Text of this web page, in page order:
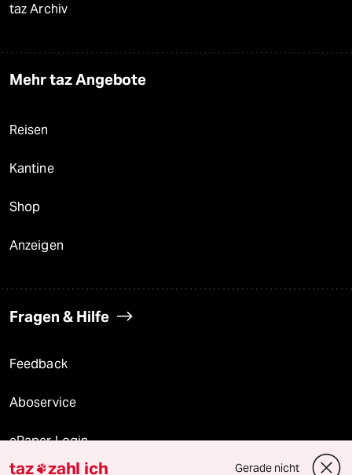
taz Archiv
Mehr taz Angebote
Reisen
Kantine
Shop
Anzeigen
Fragen & Hilfe
Feedback
Aboservice
ePaper Login
taz zahl ich Gerade nicht